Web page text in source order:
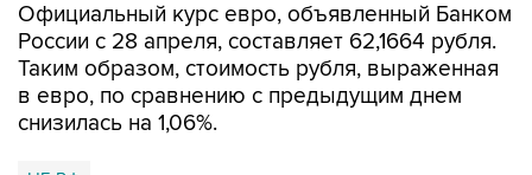
Официальный курс евро, объявленный Банком
России с 28 апреля, составляет 62,1664 рубля.
Таким образом, стоимость рубля, выраженная
в евро, по сравнению с предыдущим днем
снизилась на 1,06%.